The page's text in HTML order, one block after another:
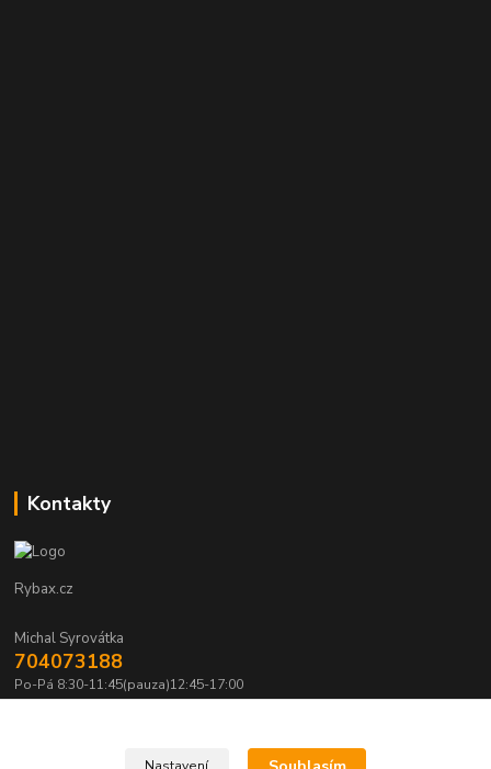
Kontakty
Rybax.cz
Michal Syrovátka
704073188
Po-Pá 8:30-11:45(pauza)12:45-17:00